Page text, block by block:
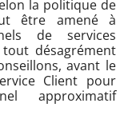
la politique de
être amené à
de services
désagrément
avant le
Client pour
approximatif